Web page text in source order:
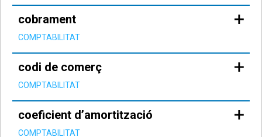
cobrament
COMPTABILITAT
codi de comerç
COMPTABILITAT
coeficient d’amortització
COMPTABILITAT